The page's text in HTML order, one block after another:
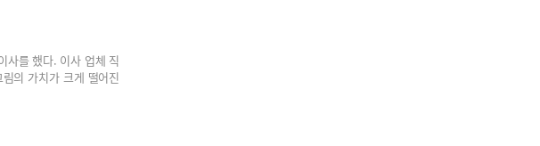
사를 했다. 이사 업체 직
의 가치가 크게 떨어진